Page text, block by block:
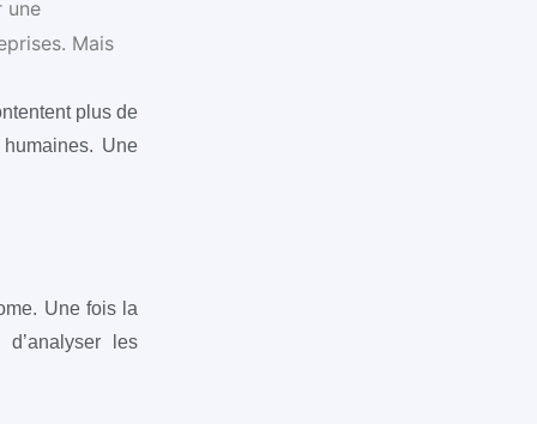
une
Mais
plus de
Une
Une fois la
les